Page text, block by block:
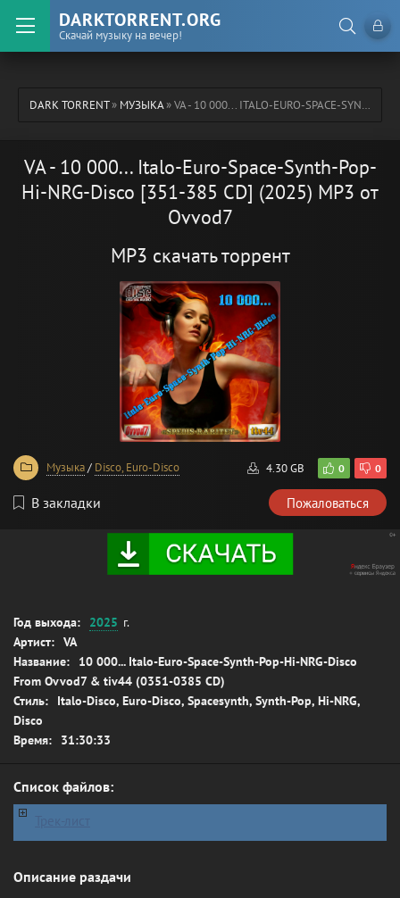
DARKTORRENT.ORG
Скачай музыку на вечер!
DARK TORRENT» МУЗЫКА» VA - 10 000... ITALO-EURO-SPACE-SYNTH-POP-HI-NRG-DISCO [351-385 CD] (2025) MP3 ОТ OVVOD7
VA - 10 000... Italo-Euro-Space-Synth-Pop-
Hi-NRG-Disco [351-385 CD] (2025) MP3 от
Ovvod7
MP3 скачать торрент
Музыка/ Disco, Euro-Disco 4.30 GB 0 0
В закладки Пожаловаться
Год выхода: 2025 г.
Артист: VA
Название:
10 000... Italo-Euro-Space-Synth-Pop-Hi-NRG-Disco
From Ovvod7 & tiv44 (0351-0385 CD)
Стиль:
Italo-Disco, Euro-Disco, Spacesynth, Synth-Pop, Hi-NRG,
Disco
Время:
31:30:33
Список файлов:
Описание раздачи